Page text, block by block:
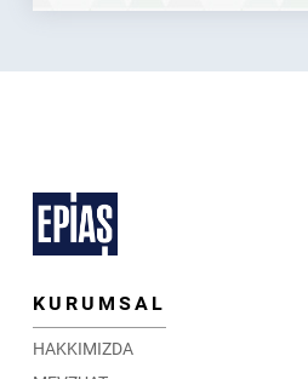
KURUMSAL
HAKKIMIZDA